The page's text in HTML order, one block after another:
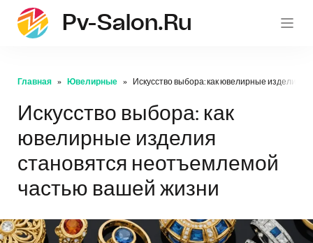
pv-
Pv-Salon.ru
Главная Ювелирные Искусство выбора: как ювелирные изделия
Искусство выбора: как
ювелирные изделия
становятся неотъемлемой
частью вашей жизни